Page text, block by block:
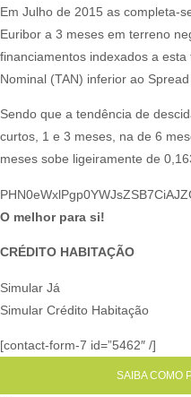
Em Julho de 2015 as completa-
Euribor a 3 meses em terreno
financiamentos indexados a
Nominal (TAN) inferior ao
Sendo que a tendência de
curtos, 1 e 3 meses, na de 6
meses sobe ligeiramente de
O melhor para si!
CRÉDITO HABITAÇÃO
Simular Já
Simular Crédito Habitação
[contact-form-7 id=”5462″ /]
SAIBA COMO